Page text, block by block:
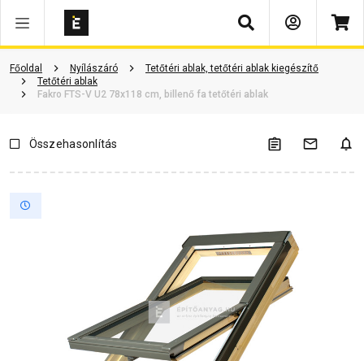
Keresés
Főoldal Nyílászáró
Tetőtéri ablak, tetőtéri ablak kiegészítő
Tetőtéri ablak
Fakro FTS-V U2 78x118 cm, billenő fa tetőtéri ablak
Vásárlói vélemények Kérdések és válaszok Kapcsolódó cikkek
Összehasonlítás